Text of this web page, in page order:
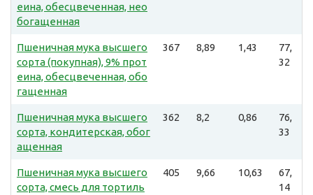
еина, обесцвеченная, нео
богащенная
Пшеничная мука высшего
сорта (покупная), 9% прот
еина, обесцвеченная, обо
гащенная
367 8,89 1,43
77,
32
Пшеничная мука высшего
сорта, кондитерская, обог
ащенная
362 8,2 0,86
76,
33
Пшеничная мука высшего
сорта, смесь для тортиль
405 9,66 10,63
67,
14